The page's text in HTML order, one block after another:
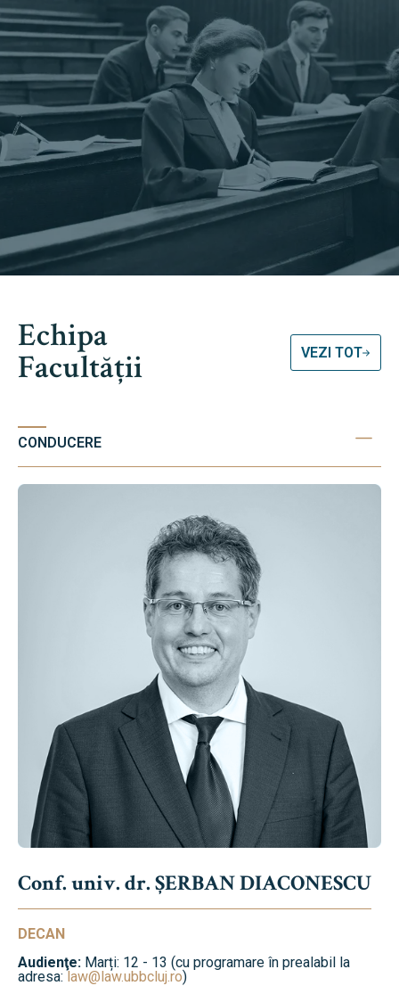
Echipa
Facultății VEZI TOT
CONDUCERE
Conf. univ. dr. ȘERBAN DIACONESCU
DECAN
Audienţe: Marți: 12 - 13 (cu programare în prealabil la
adresa:law@law.ubbcluj.ro)